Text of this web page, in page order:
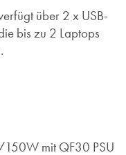
über 2 x USB-
bis zu 2 Laptops
mit QF30 PSU